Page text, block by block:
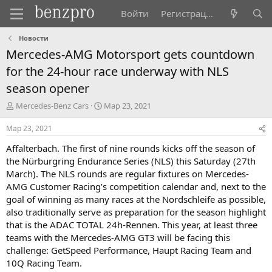
Войти Регистрация
Новости
Mercedes-AMG Motorsport gets countdown
for the 24-hour race underway with NLS
season opener
А
в
т
о
р
т
е
м
ы
Mercedes-Benz Cars
Д
а
а
н
а
ч
л
а
Мар 23, 2021
Мар 23, 2021
Affalterbach. The first of nine rounds kicks off the season of
the Nürburgring Endurance Series (NLS) this Saturday (27th
March). The NLS rounds are regular fixtures on Mercedes-
AMG Customer Racing’s competition calendar and, next to the
goal of winning as many races at the Nordschleife as possible,
also traditionally serve as preparation for the season highlight
that is the ADAC TOTAL 24h-Rennen. This year, at least three
teams with the Mercedes-AMG GT3 will be facing this
challenge: GetSpeed Performance, Haupt Racing Team and
10Q Racing Team.